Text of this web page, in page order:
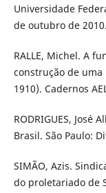
Universidade
de outubro de 2010.
RALLE, Michel. A
construção de
1910). Cadernos
RODRIGUES, José
Brasil. São Paulo:
SIMÃO, Azis.
do proletariado de